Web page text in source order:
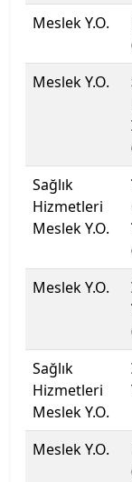
Osmaniye
Ostim
Özyeğin
Piri Reis
Rauf
Recep
Sabancı
Sağlık
Sağlık
Sağlık
Meslek Y.O.
Meslek Y.O.
Sağlık
Hizmetleri
Meslek Y.O.
Meslek Y.O.
Sağlık
Hizmetleri
Meslek Y.O.
Meslek Y.O.